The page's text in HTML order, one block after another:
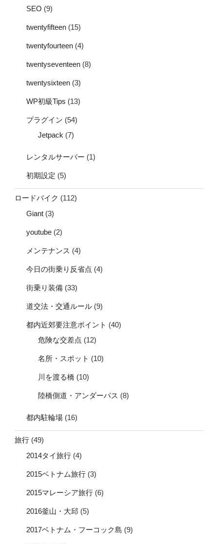
SEO (9)
twentyfifteen (15)
twentyfourteen (4)
twentyseventeen (8)
twentysixteen (3)
WP初級Tips (13)
プラグイン (54)
Jetpack (7)
レンタルサーバー (1)
初期設定 (5)
ロードバイク (112)
Giant (3)
youtube (2)
メンテナンス (4)
今日の街乗り反省点 (4)
街乗り装備 (33)
道交法・交通ルール (9)
都内近郊要注意ポイント (40)
危険な交差点 (12)
名所・スポット (10)
川を渡る橋 (10)
陸橋側道・アンダーパス (8)
都内駐輪場 (16)
旅行 (49)
2014タイ旅行 (4)
2015ベトナム旅行 (3)
2015マレーシア旅行 (6)
2016釜山・大邱 (5)
2017ベトナム・フーコック島 (9)